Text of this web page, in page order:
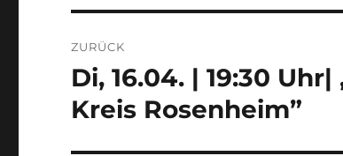
ZURÜCK
Vorheriger
Beitrag:
Di, 16.04. | 19:30
Kreis Rosenheim”